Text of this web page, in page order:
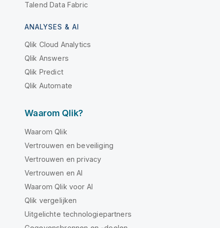
Talend Data Fabric
ANALYSES & AI
Qlik Cloud Analytics
Qlik Answers
Qlik Predict
Qlik Automate
Waarom Qlik?
Waarom Qlik
Vertrouwen en beveiliging
Vertrouwen en privacy
Vertrouwen en AI
Waarom Qlik voor AI
Qlik vergelijken
Uitgelichte technologiepartners